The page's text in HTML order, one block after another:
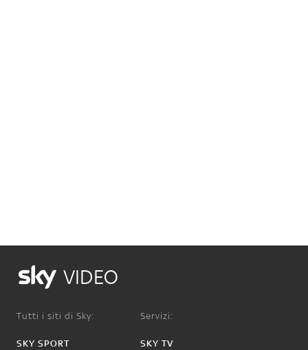
VIDEO
Tutti i siti di Sky:
SKY SPORT
Servizi:
SKY TV